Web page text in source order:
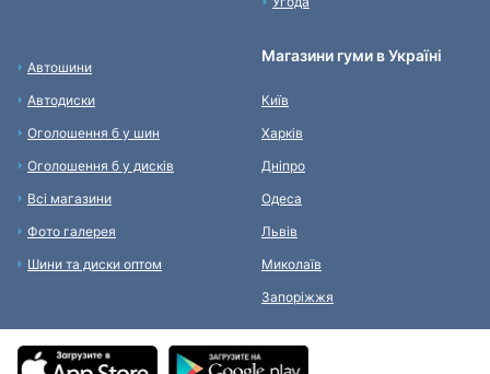
Автошини
Автодиски
Оголошення б у шин
Оголошення б у дисків
Всі магазини
Фото галерея
Шини та диски оптом
Магазини гуми в Україні
Київ
Харків
Дніпро
Одеса
Львів
Миколаїв
Запоріжжя